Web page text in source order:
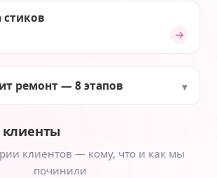
стиков
→
ремонт — 8 этапов
клиенты
клиентов — кому, что и как мы
починили